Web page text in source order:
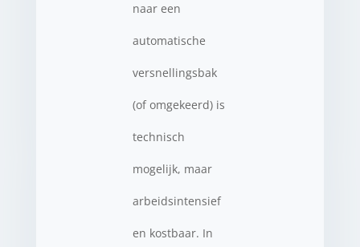
naar een
automatische
versnellingsbak
(of omgekeerd) is
technisch
mogelijk, maar
arbeidsintensief
en kostbaar. In